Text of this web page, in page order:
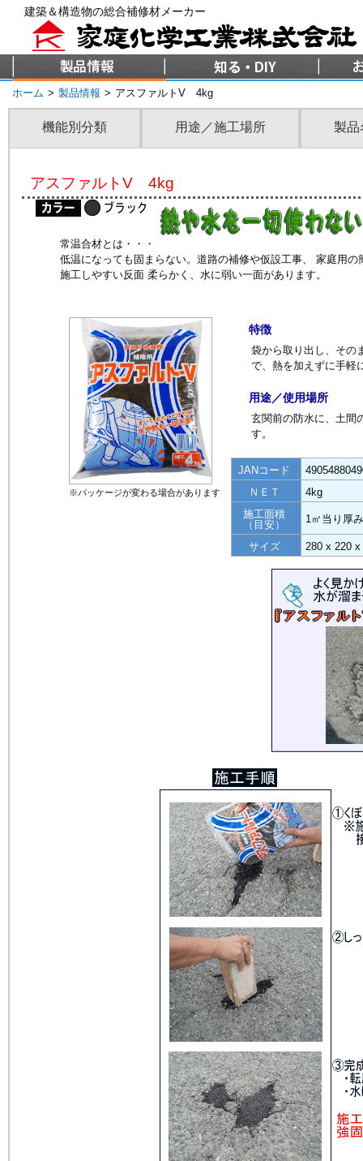
建築＆構造物の総合補修材メーカー
ホーム > 製品情報 > アスファルトV 4kg
機能別分類 用途／施工場所 製品
アスファルトV 4kg
常温合材とは・・・
低温になっても固まらない。道路の補修や仮設工事、 家庭用の
施工しやすい反面 柔らかく、水に弱い一面があります。
※パッケージが変わる場合があります
特徴
袋から取り出し、その
で、熱を加えずに手軽
用途／使用場所
玄関前の防水に、土間
す。
JANコード
ＮＥＴ
4kg
施工面積
（目安）
1㎡当り厚
サイズ 280 x 220